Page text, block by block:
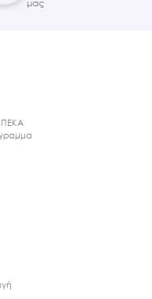
μας